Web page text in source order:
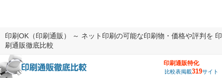
印刷OK（印刷通販） ～ ネット印刷の可能な印刷物・価格や評判を 印
刷通販徹底比較
印刷通販特化
比較表掲載319サイト